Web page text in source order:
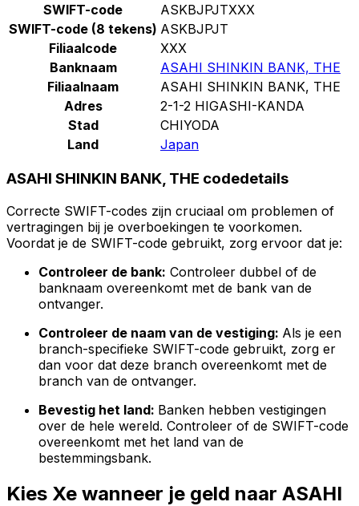
SWIFT-code
ASKBJPJTXXX
SWIFT-code (8 tekens) ASKBJPJT
Filiaalcode
XXX
Banknaam
ASAHI SHINKIN BANK, THE
Filiaalnaam
ASAHI SHINKIN BANK, THE
Adres
2-1-2 HIGASHI-KANDA
Stad
CHIYODA
Land
Japan
ASAHI SHINKIN BANK, THE codedetails
Correcte SWIFT-codes zijn cruciaal om problemen of
vertragingen bij je overboekingen te voorkomen.
Voordat je de SWIFT-code gebruikt, zorg ervoor dat je:
Controleer de bank: Controleer dubbel of de
banknaam overeenkomt met de bank van de
ontvanger.
Controleer de naam van de vestiging: Als je een
branch-specifieke SWIFT-code gebruikt, zorg er
dan voor dat deze branch overeenkomt met de
branch van de ontvanger.
Bevestig het land: Banken hebben vestigingen
over de hele wereld. Controleer of de SWIFT-code
overeenkomt met het land van de
bestemmingsbank.
Kies Xe wanneer je geld naar ASAHI